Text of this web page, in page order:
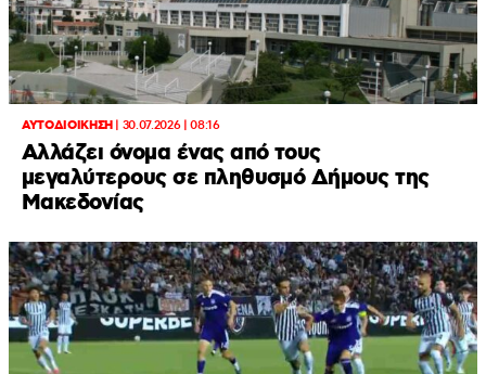
ΑΥΤΟΔΙΟΙΚΗΣΗ| 30.07.2026 | 08:16
Αλλάζει όνομα ένας από τους
μεγαλύτερους σε πληθυσμό Δήμους της
Μακεδονίας